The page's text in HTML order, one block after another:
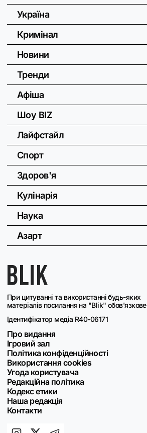
При цитуванні та використанні будь-яких
матеріалів посилання на "Blik" обов'язкове
Ідентифікатор медіа R40-06171
Про видання
Ігровий зал
Політика конфіденційності
Використання cookies
Угода користувача
Редакційна політика
Кодекс етики
Наша редакція
Контакти
Україна
Кримінал
Новини
Тренди
Афіша
Шоу BIZ
Лайфстайл
Спорт
Здоров'я
Кулінарія
Наука
Азарт